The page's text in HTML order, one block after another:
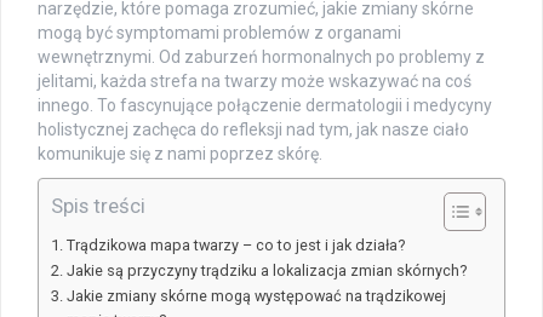
narzędzie, które pomaga zrozumieć, jakie zmiany skórne
mogą być symptomami problemów z organami
wewnętrznymi. Od zaburzeń hormonalnych po problemy z
jelitami, każda strefa na twarzy może wskazywać na coś
innego. To fascynujące połączenie dermatologii i medycyny
holistycznej zachęca do refleksji nad tym, jak nasze ciało
komunikuje się z nami poprzez skórę.
Spis treści
Trądzikowa mapa twarzy – co to jest i jak działa?
Jakie są przyczyny trądziku a lokalizacja zmian skórnych?
Jakie zmiany skórne mogą występować na trądzikowej